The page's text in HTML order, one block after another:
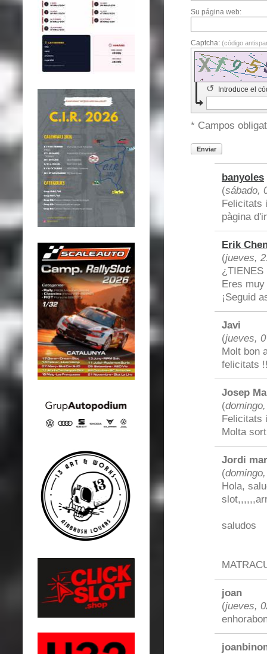
Su página web:
Captcha: (código
Introduce el
↺
* Campos
Enviar
banyoles
(sábado,
Felicitats
pàgina
Erik
(jueves,
¿TIENES
Eres
¡Seguid
Javi
(jueves,
Molt bon
felicitats
Josep
(
Felicitats
Molta
Jordi
(
Hola,
saludos
joan
(jueves,